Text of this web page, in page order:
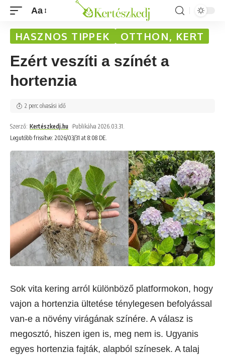
Aa
HASZNOS TIPPEK OTTHON, KERT
Ezért veszíti a színét a
hortenzia
Legutóbb frissítve: 2026/03/31 at 8:08 DE.
Szerző: Kertészkedj.hu Publikálva 2026.03.31.
2 perc olvasási idő
Sok vita kering arról különböző platformokon, hogy
vajon a hortenzia ültetése ténylegesen befolyással
van-e a növény virágának színére. A válasz is
megosztó, hiszen igen is, meg nem is. Ugyanis
egyes hortenzia fajták, alapból színesek. A talaj